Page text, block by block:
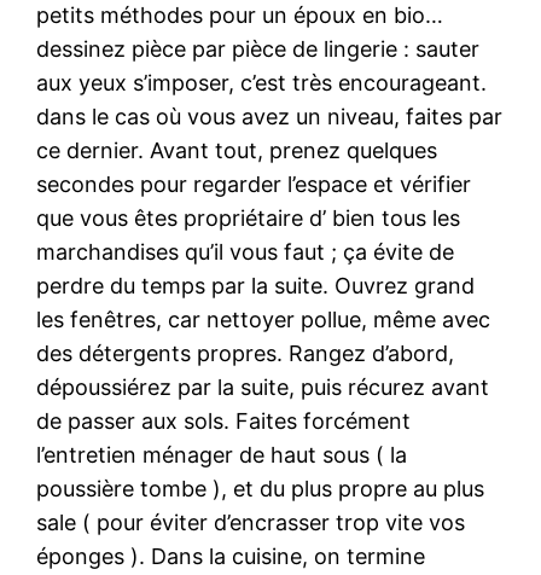
petits méthodes pour un époux en bio…
dessinez pièce par pièce de lingerie : sauter
aux yeux s’imposer, c’est très encourageant.
dans le cas où vous avez un niveau, faites par
ce dernier. Avant tout, prenez quelques
secondes pour regarder l’espace et vérifier
que vous êtes propriétaire d’ bien tous les
marchandises qu’il vous faut ; ça évite de
perdre du temps par la suite. Ouvrez grand
les fenêtres, car nettoyer pollue, même avec
des détergents propres. Rangez d’abord,
dépoussiérez par la suite, puis récurez avant
de passer aux sols. Faites forcément
l’entretien ménager de haut sous ( la
poussière tombe ), et du plus propre au plus
sale ( pour éviter d’encrasser trop vite vos
éponges ). Dans la cuisine, on termine